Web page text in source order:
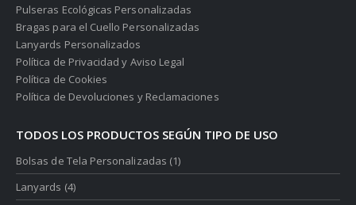
Pulseras Ecológicas Personalizadas
Bragas para el Cuello Personalizadas
Lanyards Personalizados
Política de Privacidad y Aviso Legal
Política de Cookies
Política de Devoluciones y Reclamaciones
TODOS LOS PRODUCTOS SEGÚN TIPO DE USO
Bolsas de Tela Personalizadas (1)
Lanyards (4)